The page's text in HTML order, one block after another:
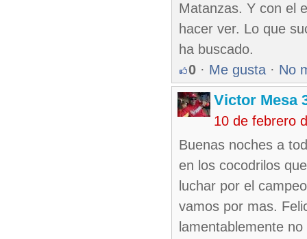
Matanzas. Y con el
hacer ver. Lo que
ha buscado.
0 · Me gusta · No
Victor Mesa
10 de febrero
Buenas noches a
en los cocodrilos
luchar por el
vamos por mas.
lamentablemente